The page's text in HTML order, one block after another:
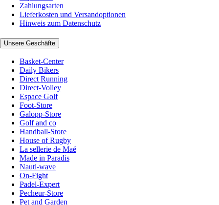
Zahlungsarten
Lieferkosten und Versandoptionen
Hinweis zum Datenschutz
Unsere Geschäfte
Basket-Center
Daily Bikers
Direct Running
Direct-Volley
Espace Golf
Foot-Store
Galopp-Store
Golf and co
Handball-Store
House of Rugby
La sellerie de Maé
Made in Paradis
Nauti-wave
On-Fight
Padel-Expert
Pecheur-Store
Pet and Garden